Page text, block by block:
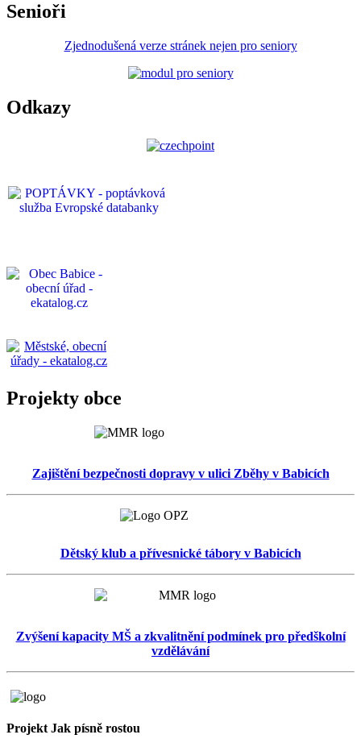
Senioři
Zjednodušená verze stránek nejen pro seniory
Odkazy
Projekty obce
Zajištění bezpečnosti dopravy v ulici Zběhy v Babicích
Dětský klub a přívesnické tábory v Babicích
Zvýšení kapacity MŠ a zkvalitnění podmínek pro předškolní
vzdělávání
Projekt Jak písně rostou